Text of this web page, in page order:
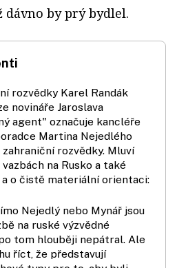
dávno by prý bydlel.
rozvědky Karel Randák
novináře Jaroslava
agent" označuje kancléře
Martina Nejedlého
rozvědky. Mluví
na Rusko a také
o čistě materiální orientaci:
Nejedlý nebo Mynář jsou
na ruské výzvědné
tom hlouběji nepátral. Ale
říct, že představují